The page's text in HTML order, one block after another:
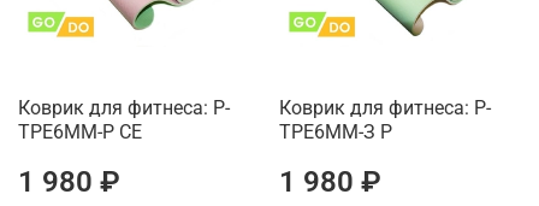
Коврик для фитнеса: P-
TPE6MM-Р СЕ
1 980 ₽
Коврик для фитнеса: P-
TPE6MM-З Р
1 980 ₽